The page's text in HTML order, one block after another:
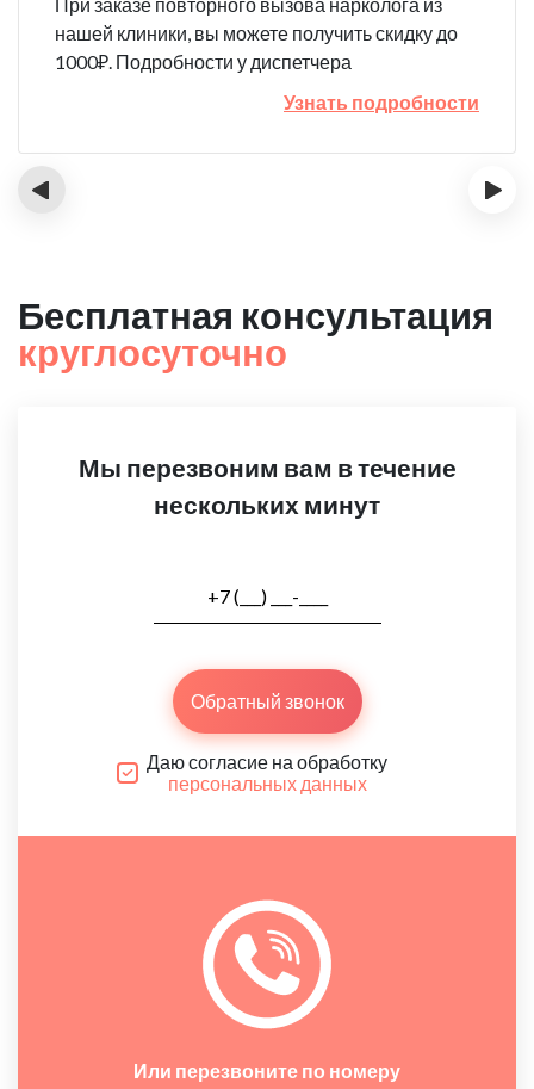
нашей клиники, вы можете получить скидку до
1000₽. Подробности у диспетчера
Узнать подробности
‹ ›
Бесплатная консультация
круглосуточно
Мы перезвоним вам в течение
нескольких минут
Обратный звонок
Даю согласие на обработку
персональных данных
Или перезвоните по номеру